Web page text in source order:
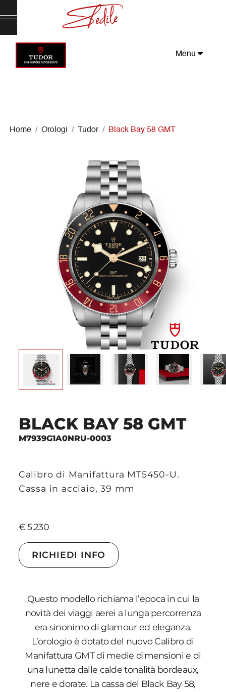
Menu
Home Orologi Tudor Black Bay 58 GMT
BLACK BAY 58 GMT
M7939G1A0NRU-0003
Calibro di Manifattura MT5450-U.
Cassa in acciaio, 39 mm
€ 5.230
RICHIEDI INFO
Questo modello richiama l’epoca in cui la
novità dei viaggi aerei a lunga percorrenza
era sinonimo di glamour ed eleganza.
L’orologio è dotato del nuovo Calibro di
Manifattura GMT di medie dimensioni e di
una lunetta dalle calde tonalità bordeaux,
nere e dorate. La cassa del Black Bay 58,